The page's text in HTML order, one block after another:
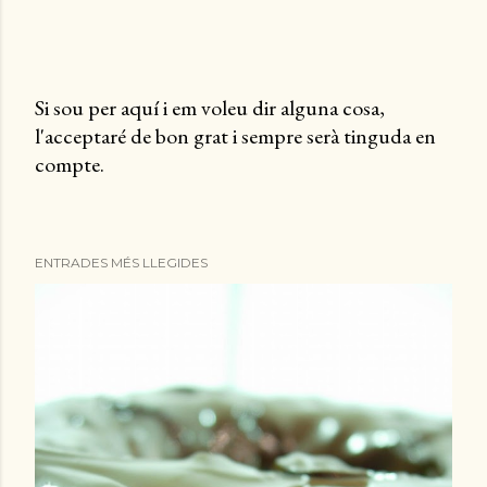
P
u
o
m
e
Si sou per aquí i em voleu dir alguna cosa,
l'acceptaré de bon grat i sempre serà tinguda en
compte.
ENTRADES MÉS LLEGIDES